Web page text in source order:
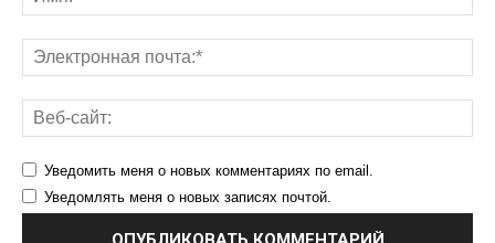
Уведомить меня о новых комментариях по email.
Уведомлять меня о новых записях почтой.